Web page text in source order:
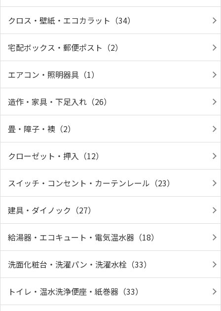
クロス・壁紙・エコカラット（34）
宅配ボックス・郵便ポスト（2）
エアコン・照明器具（1）
造作・家具・下足入れ（26）
畳・障子・襖（2）
クローゼット・押入（12）
スイッチ・コンセント・カーテンレール（23）
建具・ダイノック（27）
給湯器・エコキュート・電気温水器（18）
洗面化粧台・洗濯パン・洗濯水栓（33）
トイレ・温水洗浄便座・紙巻器（33）